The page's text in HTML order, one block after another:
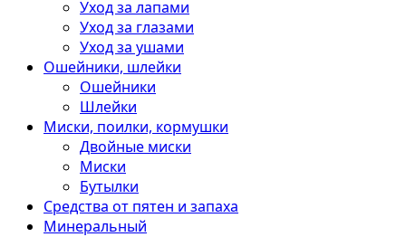
Уход за лапами
Уход за глазами
Уход за ушами
Ошейники, шлейки
Ошейники
Шлейки
Миски, поилки, кормушки
Двойные миски
Миски
Бутылки
Средства от пятен и запаха
Минеральный